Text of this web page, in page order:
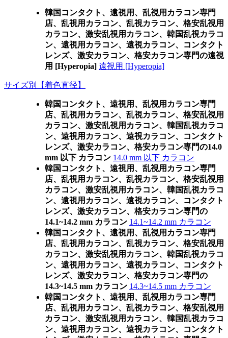
韓国コンタクト、遠視用、乱視用カラコン専門
店、乱視用カラコン、乱視カラコン、格安乱視用
カラコン、激安乱視用カラコン、韓国乱視カラコ
ン、遠視用カラコン、遠視カラコン、コンタクト
レンズ、激安カラコン、格安カラコン専門の遠視
用 [Hyperopia] 遠視用 [Hyperopia]
サイズ別【着色直径】
韓国コンタクト、遠視用、乱視用カラコン専門
店、乱視用カラコン、乱視カラコン、格安乱視用
カラコン、激安乱視用カラコン、韓国乱視カラコ
ン、遠視用カラコン、遠視カラコン、コンタクト
レンズ、激安カラコン、格安カラコン専門の14.0
mm 以下 カラコン 14.0 mm 以下 カラコン
韓国コンタクト、遠視用、乱視用カラコン専門
店、乱視用カラコン、乱視カラコン、格安乱視用
カラコン、激安乱視用カラコン、韓国乱視カラコ
ン、遠視用カラコン、遠視カラコン、コンタクト
レンズ、激安カラコン、格安カラコン専門の
14.1~14.2 mm カラコン 14.1~14.2 mm カラコン
韓国コンタクト、遠視用、乱視用カラコン専門
店、乱視用カラコン、乱視カラコン、格安乱視用
カラコン、激安乱視用カラコン、韓国乱視カラコ
ン、遠視用カラコン、遠視カラコン、コンタクト
レンズ、激安カラコン、格安カラコン専門の
14.3~14.5 mm カラコン 14.3~14.5 mm カラコン
韓国コンタクト、遠視用、乱視用カラコン専門
店、乱視用カラコン、乱視カラコン、格安乱視用
カラコン、激安乱視用カラコン、韓国乱視カラコ
ン、遠視用カラコン、遠視カラコン、コンタクト